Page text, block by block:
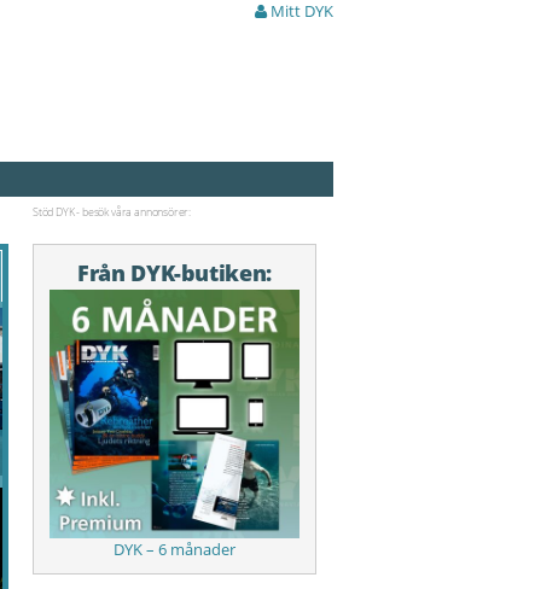
Mitt DYK
Stöd DYK - besök våra annonsörer:
Från DYK-butiken:
DYK – 6 månader